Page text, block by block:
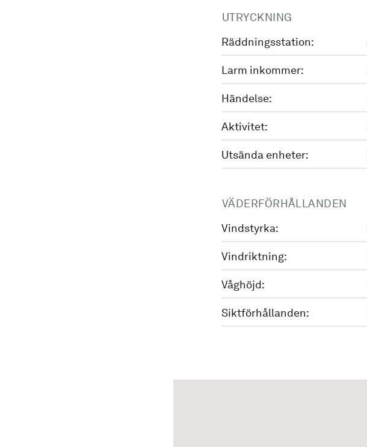
UTRYCKNING
Räddningsstation:
Larm inkommer:
Händelse:
Aktivitet:
Utsända enheter:
VÄDERFÖRHÅLLANDEN
Vindstyrka:
Vindriktning:
Våghöjd:
Siktförhållanden: